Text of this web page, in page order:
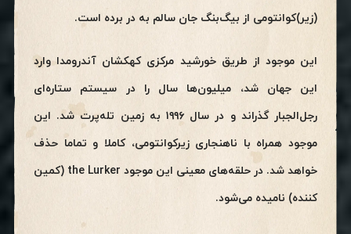
(زیر)کوانتومی از بیگ‌بنگ جان سالم به در برده است.
این موجود از طریق خورشید مرکزی کهکشان آندرومدا وارد
این جهان شد، میلیون‌ها سال را در سیستم ستاره‌ای
رجل‌الجبار گذراند و در سال ۱۹۹۶ به زمین تله‌پرت شد. این
موجود همراه با ناهنجاری زیرکوانتومی، کاملا و تماما حذف
خواهد شد. در حلقه‌های معینی این موجود the Lurker (کمین
کننده) نامیده می‌شود.